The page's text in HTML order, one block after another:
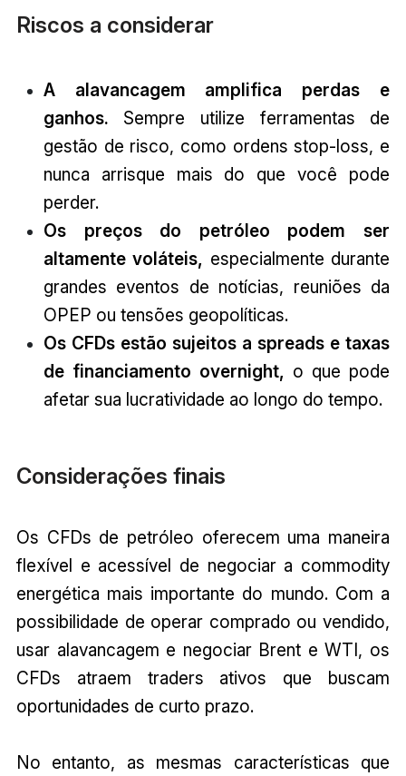
Riscos a considerar
A alavancagem amplifica perdas e
ganhos. Sempre utilize ferramentas de
gestão de risco, como ordens stop-loss, e
nunca arrisque mais do que você pode
perder.
Os preços do petróleo podem ser
altamente voláteis, especialmente durante
grandes eventos de notícias, reuniões da
OPEP ou tensões geopolíticas.
Os CFDs estão sujeitos a spreads e taxas
de financiamento overnight, o que pode
afetar sua lucratividade ao longo do tempo.
Considerações finais
Os CFDs de petróleo oferecem uma maneira
flexível e acessível de negociar a commodity
energética mais importante do mundo. Com a
possibilidade de operar comprado ou vendido,
usar alavancagem e negociar Brent e WTI, os
CFDs atraem traders ativos que buscam
oportunidades de curto prazo.
No entanto, as mesmas características que